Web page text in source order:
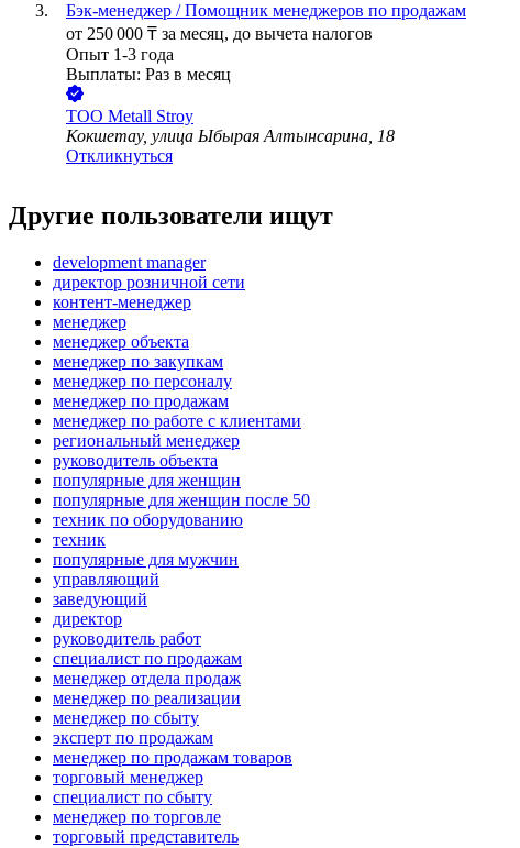
Бэк-менеджер / Помощник менеджеров по продажам
от 250 000 ₸ за месяц, до вычета налогов
Опыт 1-3 года
Выплаты: Раз в месяц
ТОО Metall Stroy
Кокшетау, улица Ыбырая Алтынсарина, 18
Откликнуться
Другие пользователи ищут
development manager
директор розничной сети
контент-менеджер
менеджер
менеджер объекта
менеджер по закупкам
менеджер по персоналу
менеджер по продажам
менеджер по работе с клиентами
региональный менеджер
руководитель объекта
популярные для женщин
популярные для женщин после 50
техник по оборудованию
техник
популярные для мужчин
управляющий
заведующий
директор
руководитель работ
специалист по продажам
менеджер отдела продаж
менеджер по реализации
менеджер по сбыту
эксперт по продажам
менеджер по продажам товаров
торговый менеджер
специалист по сбыту
менеджер по торговле
торговый представитель